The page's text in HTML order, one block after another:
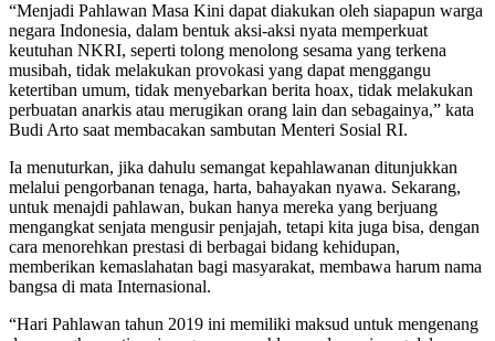
“Menjadi Pahlawan Masa Kini dapat diakukan oleh siapapun warga
negara Indonesia, dalam bentuk aksi-aksi nyata memperkuat
keutuhan NKRI, seperti tolong menolong sesama yang terkena
musibah, tidak melakukan provokasi yang dapat menggangu
ketertiban umum, tidak menyebarkan berita hoax, tidak melakukan
perbuatan anarkis atau merugikan orang lain dan sebagainya,” kata
Budi Arto saat membacakan sambutan Menteri Sosial RI.
Ia menuturkan, jika dahulu semangat kepahlawanan ditunjukkan
melalui pengorbanan tenaga, harta, bahayakan nyawa. Sekarang,
untuk menajdi pahlawan, bukan hanya mereka yang berjuang
mengangkat senjata mengusir penjajah, tetapi kita juga bisa, dengan
cara menorehkan prestasi di berbagai bidang kehidupan,
memberikan kemaslahatan bagi masyarakat, membawa harum nama
bangsa di mata Internasional.
“Hari Pahlawan tahun 2019 ini memiliki maksud untuk mengenang